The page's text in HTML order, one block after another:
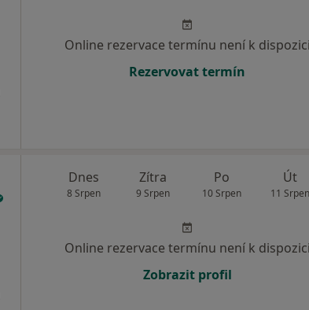
Online rezervace termínu není k dispozici
Rezervovat termín
Dnes
8 Srpen
Zítra
9 Srpen
Po
10 Srpen
Út
11 Srpen
Online rezervace termínu není k dispozici
Zobrazit profil